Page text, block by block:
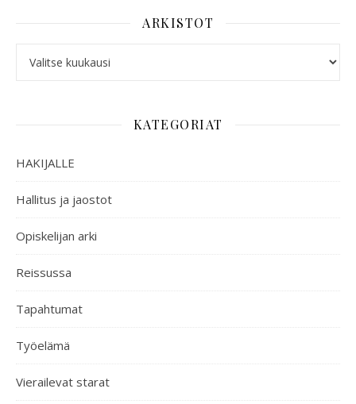
ARKISTOT
KATEGORIAT
HAKIJALLE
Hallitus ja jaostot
Opiskelijan arki
Reissussa
Tapahtumat
Työelämä
Vierailevat starat